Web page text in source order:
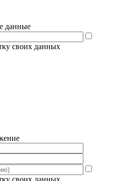
данные
своих данных